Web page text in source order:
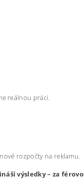
reálnou práci.
rozpočty na reklamu.
výsledky – za